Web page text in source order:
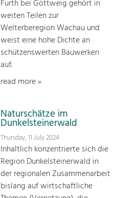
Furth bei Göttweig gehört in
weiten Teilen zur
Welterberegion Wachau und
weist eine hohe Dichte an
schützenswerten Bauwerken
auf.
read more »
Naturschätze im
Dunkelsteinerwald
Thursday, 11 July 2024
Inhaltlich konzentrierte sich die
Region Dunkelsteinerwald in
der regionalen Zusammenarbeit
bislang auf wirtschaftliche